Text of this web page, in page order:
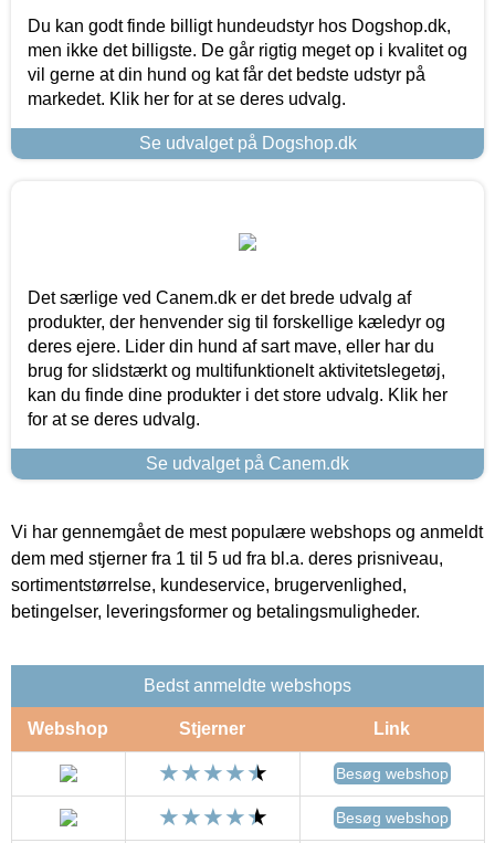
Du kan godt finde billigt hundeudstyr hos Dogshop.dk,
men ikke det billigste. De går rigtig meget op i kvalitet og
vil gerne at din hund og kat får det bedste udstyr på
markedet. Klik her for at se deres udvalg.
Se udvalget på Dogshop.dk
Det særlige ved Canem.dk er det brede udvalg af
produkter, der henvender sig til forskellige kæledyr og
deres ejere. Lider din hund af sart mave, eller har du
brug for slidstærkt og multifunktionelt aktivitetslegetøj,
kan du finde dine produkter i det store udvalg. Klik her
for at se deres udvalg.
Se udvalget på Canem.dk
Vi har gennemgået de mest populære webshops og anmeldt
dem med stjerner fra 1 til 5 ud fra bl.a. deres prisniveau,
sortimentstørrelse, kundeservice, brugervenlighed,
betingelser, leveringsformer og betalingsmuligheder.
Bedst anmeldte webshops
Webshop Stjerner Link
Besøg webshop
Besøg webshop